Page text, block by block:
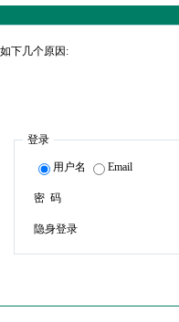
下几个原因:
登录
用户名 Email
密 码
隐身登录